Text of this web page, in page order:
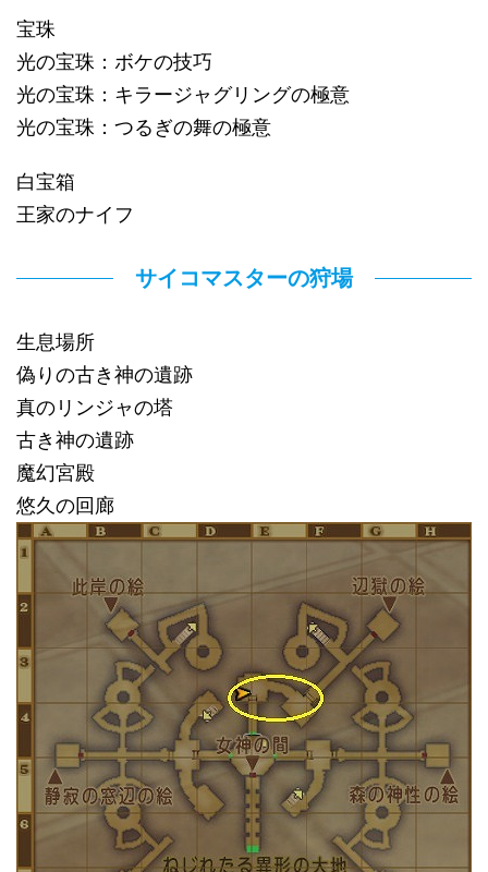
宝珠
光の宝珠：ボケの技巧
光の宝珠：キラージャグリングの極意
光の宝珠：つるぎの舞の極意
白宝箱
王家のナイフ
サイコマスターの狩場
生息場所
偽りの古き神の遺跡
真のリンジャの塔
古き神の遺跡
魔幻宮殿
悠久の回廊